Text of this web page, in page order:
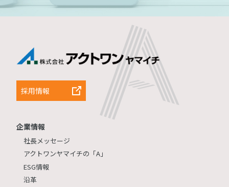
採用情報
企業情報
社長メッセージ
アクトワンヤマイチの「A」
ESG情報
沿革